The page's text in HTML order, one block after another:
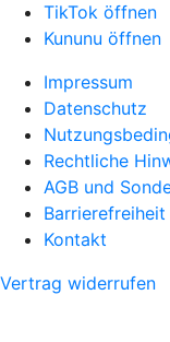
TikTok öffnen
Kununu öffnen
Impressum
Datenschutz
Rechtliche
AGB und
Barrierefreiheit
Kontakt
Vertrag widerrufen